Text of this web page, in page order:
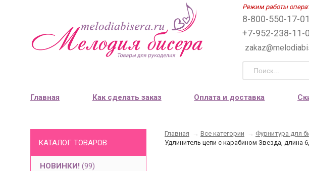
Режим работы
8-800-550-17-
+7-952-238-11-
Главная Как сделать заказ Оплата и доставка
КАТАЛОГ ТОВАРОВ
НОВИНКИ! (99)
Главная → Все категории → Фурнитура для
Удлинитель цепи с карабином Звезда, длина